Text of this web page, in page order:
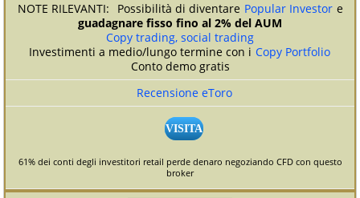
Possibilità di diventare Popular Investor e
guadagnare fisso fino al 2% del AUM
Copy trading, social trading
Investimenti a medio/lungo termine con i Copy Portfolio
Conto demo gratis
Recensione eToro
VISITA
61% dei conti degli investitori retail perde denaro negoziando CFD con questo
broker